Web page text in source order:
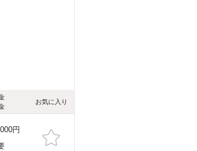
お気に入り
円